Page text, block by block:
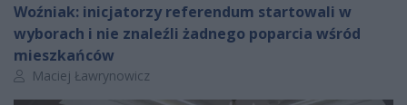
Woźniak: inicjatorzy referendum startowali w
wyborach i nie znaleźli żadnego poparcia wśród
mieszkańców
Autor artykułu:
Maciej Ławrynowicz